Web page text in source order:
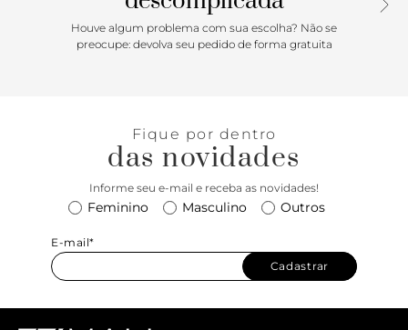
Houve algum problema com sua escolha? Não se
preocupe: devolva seu pedido de forma gratuita
Fique por dentro
das novidades
Informe seu e-mail e receba as novidades!
Feminino Masculino Outros
E-mail*
Cadastrar